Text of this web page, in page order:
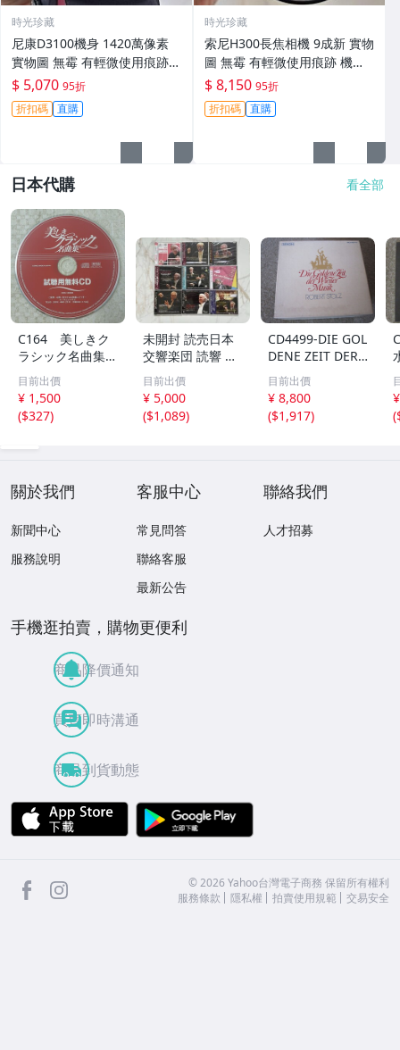
時光珍藏
尼康D3100機身 1420萬像素
實物圖 無霉 有輕微使用痕跡
機身原裝 無拆修無翻新 臨-34
3
$ 5,070 95折
折扣碼 直購
時光珍藏
索尼H300長焦相機 9成新 實物
圖 無霉 有輕微使用痕跡 機身
鏡頭原裝 無拆修無翻新-3430
$ 8,150 95折
折扣碼 直購
日本代購 看全部
C164 美しきク
ラシック名曲集
試聴用無料CD
非売品 CD ジ
ャケット無し
目前出價
¥ 1,500
($327)
未開封 読売日本
交響楽団 読響 ク
ラシックCD 9枚
セット ライブ録
音
目前出價
¥ 5,000
($1,089)
CD4499-DIE GOL
DENE ZEIT DER
WIENER MUSIK
ウインナ・ワル
ツ大全集 BOX
１２枚組
目前出價
¥ 8,800
($1,917)
(
關於我們
新聞中心
服務說明
客服中心
常見問答
聯絡客服
最新公告
聯絡我們
人才招募
手機逛拍賣，購物更便利
商品降價通知
買賣即時溝通
商品到貨動態
APP Store
facebook ©2026 Yahoo台灣電子商務 保留所有權利
服務條款
隱私權 拍賣使用規範 交易安全